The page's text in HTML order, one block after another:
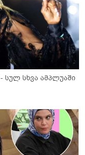
სულ სხვა ამპლუაში